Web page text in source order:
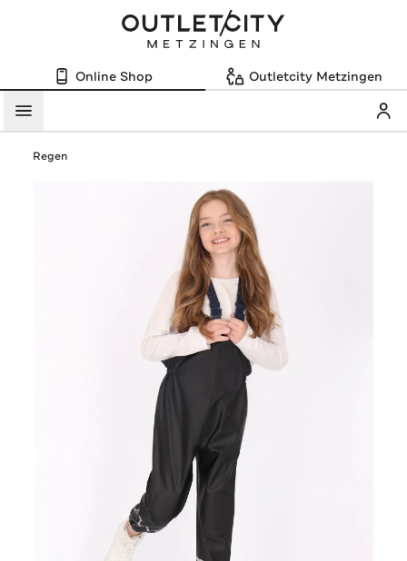
Online Shop Outletcity Metzingen
Menü
Regen